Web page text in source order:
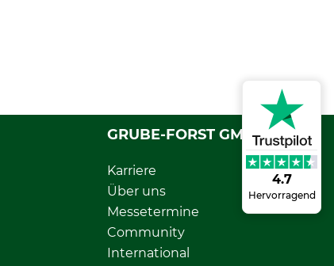
4.7
Hervorragend
GRUBE-FORST GMBH
Karriere
Über uns
Messetermine
Community
International